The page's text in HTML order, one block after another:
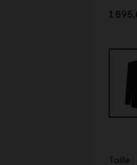
1
Taille :